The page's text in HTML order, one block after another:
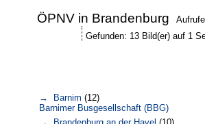
ÖPNV in Brandenburg
Gefunden: 13 Bild(er) auf 1
→ Barnim (12)
Barnimer Busgesellschaft (BBG)